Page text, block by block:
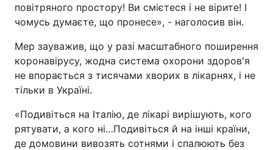
повітряного простору! Ви смієтеся і не вірите! І
чомусь думаєте, що пронесе», - наголосив він.
Мер зауважив, що у разі масштабного поширення
коронавірусу, жодна система охорони здоров'я
не впорається з тисячами хворих в лікарнях, і не
тільки в Україні.
«Подивіться на Італію, де лікарі вирішують, кого
рятувати, а кого ні…Подивіться й на інші країни,
де домовини вивозять сотнями і спалюють без